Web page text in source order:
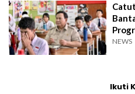
NEWS
Ikuti